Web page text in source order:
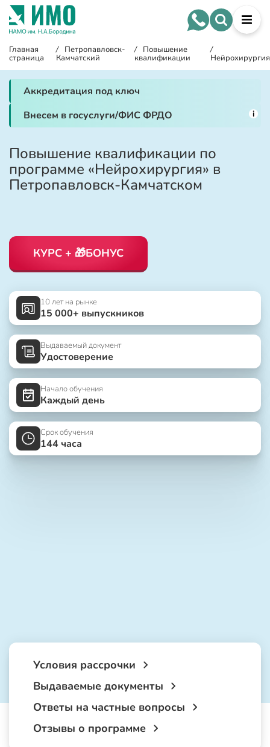
Главная
страница
/ Петропавловск-
Камчатский
/ Повышение
квалификации
/
Нейрохирургия
Аккредитация под ключ
Внесем в госуслуги/ФИС ФРДО
i
Повышение квалификации по
программе «Нейрохирургия» в
Петропавловск-Камчатском
КУРС + 🎁БОНУС
10 лет на рынке
15 000+ выпускников
Выдаваемый документ
Удостоверение
Начало обучения
Каждый день
Срок обучения
144 часа
Условия рассрочки
Выдаваемые документы
Ответы на частные вопросы
Отзывы о программе